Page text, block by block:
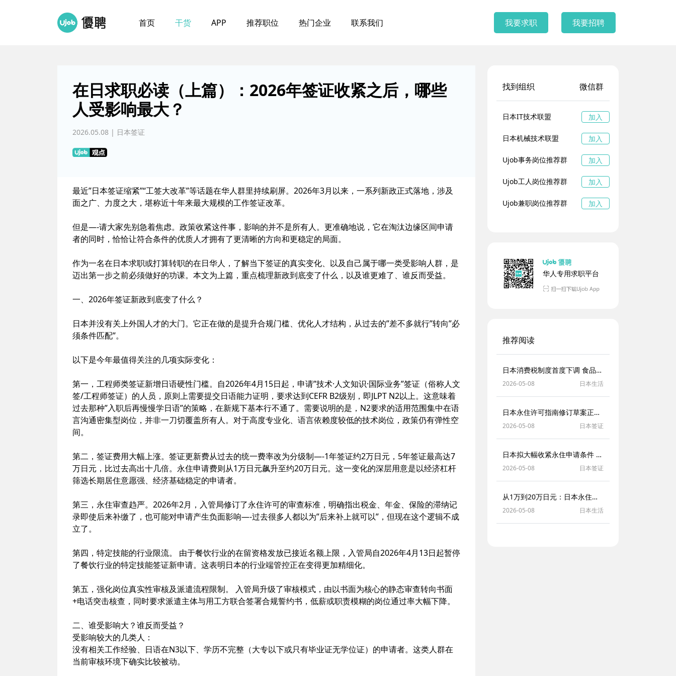
首页 干货 APP 推荐职位 热门企业 联系我们 我要求职 我要招聘
在日求职必读（上篇）：2026年签证收紧之后，哪些
人受影响最大？
2026.05.08 | 日本签证
最近”日本签证缩紧”“工签大改革”等话题在华人群里持续刷屏。2026年3月以来，一系列新政正式落地，涉及
面之广、力度之大，堪称近十年来最大规模的工作签证改革。
但是—-请大家先别急着焦虑。政策收紧这件事，影响的并不是所有人。更准确地说，它在淘汰边缘区间申请
者的同时，恰恰让符合条件的优质人才拥有了更清晰的方向和更稳定的局面。
作为一名在日本求职或打算转职的在日华人，了解当下签证的真实变化、以及自己属于哪一类受影响人群，是
迈出第一步之前必须做好的功课。本文为上篇，重点梳理新政到底变了什么，以及谁更难了、谁反而受益。
一、2026年签证新政到底变了什么？
日本并没有关上外国人才的大门。它正在做的是提升合规门槛、优化人才结构，从过去的”差不多就行”转向”必
须条件匹配”。
以下是今年最值得关注的几项实际变化：
第一，工程师类签证新增日语硬性门槛。自2026年4月15日起，申请”技术·人文知识·国际业务”签证（俗称人文
签/工程师签证）的人员，原则上需要提交日语能力证明，要求达到CEFR B2级别，即JLPT N2以上。这意味着
过去那种”入职后再慢慢学日语”的策略，在新规下基本行不通了。需要说明的是，N2要求的适用范围集中在语
言沟通密集型岗位，并非一刀切覆盖所有人。对于高度专业化、语言依赖度较低的技术岗位，政策仍有弹性空
间。
第二，签证费用大幅上涨。签证更新费从过去的统一费率改为分级制—-1年签证约2万日元，5年签证最高达7
万日元，比过去高出十几倍。永住申请费则从1万日元飙升至约20万日元。这一变化的深层用意是以经济杠杆
筛选长期居住意愿强、经济基础稳定的申请者。
第三，永住审查趋严。2026年2月，入管局修订了永住许可的审查标准，明确指出税金、年金、保险的滞纳记
录即使后来补缴了，也可能对申请产生负面影响—-过去很多人都以为”后来补上就可以”，但现在这个逻辑不成
立了。
第四，特定技能的行业限流。 由于餐饮行业的在留资格发放已接近名额上限，入管局自2026年4月13日起暂停
了餐饮行业的特定技能签证新申请。这表明日本的行业端管控正在变得更加精细化。
第五，强化岗位真实性审核及派遣流程限制。 入管局升级了审核模式，由以书面为核心的静态审查转向书面
+电话突击核查，同时要求派遣主体与用工方联合签署合规誓约书，低薪或职责模糊的岗位通过率大幅下降。
二、谁受影响大？谁反而受益？
受影响较大的几类人：
没有相关工作经验、日语在N3以下、学历不完整（大专以下或只有毕业证无学位证）的申请者。这类人群在
当前审核环境下确实比较被动。
找到组织 微信群
日本IT技术联盟 加入
日本机械技术联盟 加入
Ujob事务岗位推荐群 加入
Ujob工人岗位推荐群 加入
Ujob兼职岗位推荐群 加入
华人专用求职平台
推荐阅读
日本消费税制度首度下调 食品税率2027年拟从8%降至1%
2026-05-08 日本生活
日本永住许可指南修订草案正式公布 收入及年金审查标准全面上调
2026-05-08 日本签证
日本拟大幅收紧永住申请条件 新增收入与年金双重门槛引发热议
2026-05-08 日本签证
从1万到20万日元：日本永住申请费大幅提价，超半数民众认同“合理负担”
2026-05-08 日本生活